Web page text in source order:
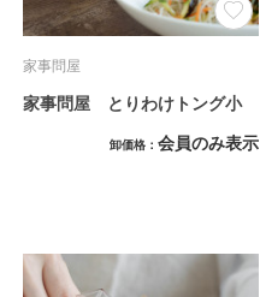
家事問屋
家事問屋 とりわけトング小
卸価格 会員のみ表示